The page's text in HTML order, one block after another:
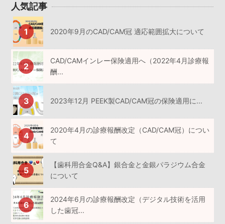
人気記事
2020年9月のCAD/CAM冠 適応範囲拡大について
CAD/CAMインレー保険適用へ（2022年4月診療報
酬...
2023年12月 PEEK製CAD/CAM冠の保険適用に...
2020年4月の診療報酬改定（CAD/CAM冠）につい
て
【歯科用合金Q&A】銀合金と金銀パラジウム合金
について
2024年6月の診療報酬改定（デジタル技術を活用
した歯冠...